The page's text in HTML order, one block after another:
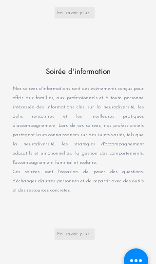
En savoir plus
Soirée d'information
Nos soirées d'informations sont des événements conçus pour
offrir aux familles, aux professionnels et à toute personne
intéressée des informations clés sur la neurodiversité, les
défis rencontrés et les meilleures pratiques
d’accompagnement. Lors de ces soirées, nos professionnels
partagent leurs connaissances sur des sujets variés, tels que
la neurodiversité, les stratégies d'accompagnement
éducatifs et émotionnelles, la gestion des comportements,
l'accompagnement familial et scolaire.
Ces soirées sont l'occasion de poser des questions,
d'échanger d'autres personnes et de repartir avec des outils
et des ressources concrètes.
En savoir plus